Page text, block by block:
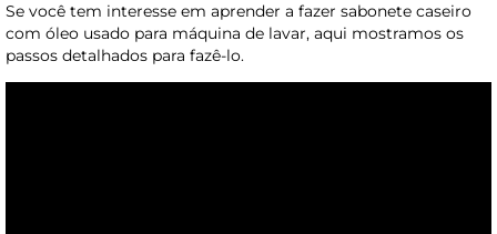
Se você tem interesse em aprender a fazer sabonete caseiro
com óleo usado para máquina de lavar, aqui mostramos os
passos detalhados para fazê-lo.